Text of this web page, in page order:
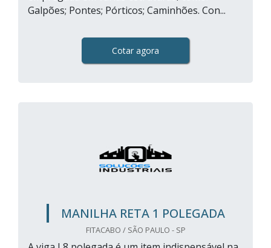
Galpões; Pontes; Pórticos; Caminhões. Con...
Cotar agora
MANILHA RETA 1 POLEGADA
FITACABO / SÃO PAULO - SP